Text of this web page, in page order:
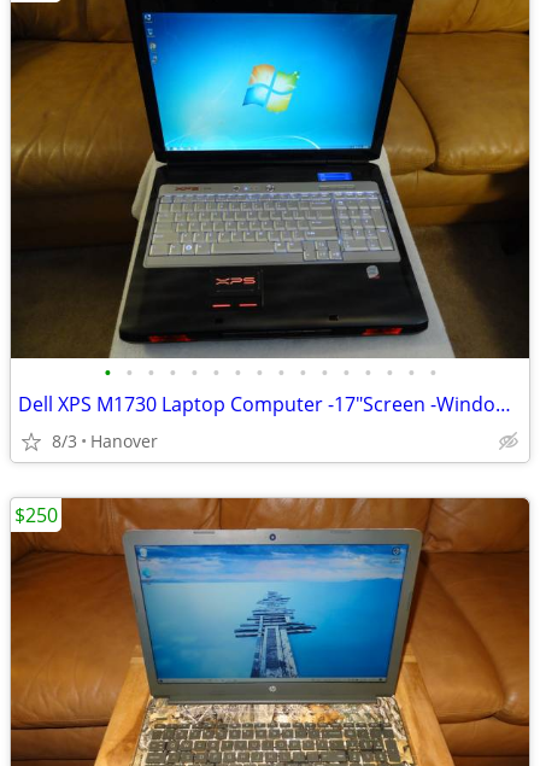
• • • • • • • • • • • • • • • •
Dell XPS M1730 Laptop Computer -17"Screen -Windows 7 -1TB SSD +80GB SS
8/3 Hanover
$250